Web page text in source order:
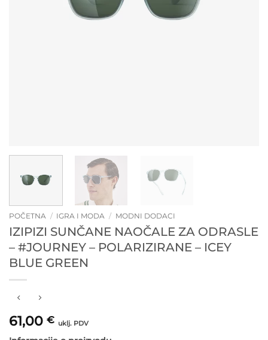
POČETNA / IGRA I MODA / MODNI DODACI
IZIPIZI SUNČANE NAOČALE ZA ODRASLE
– #JOURNEY – POLARIZIRANE – ICEY
BLUE GREEN
61,00 € uklj. PDV